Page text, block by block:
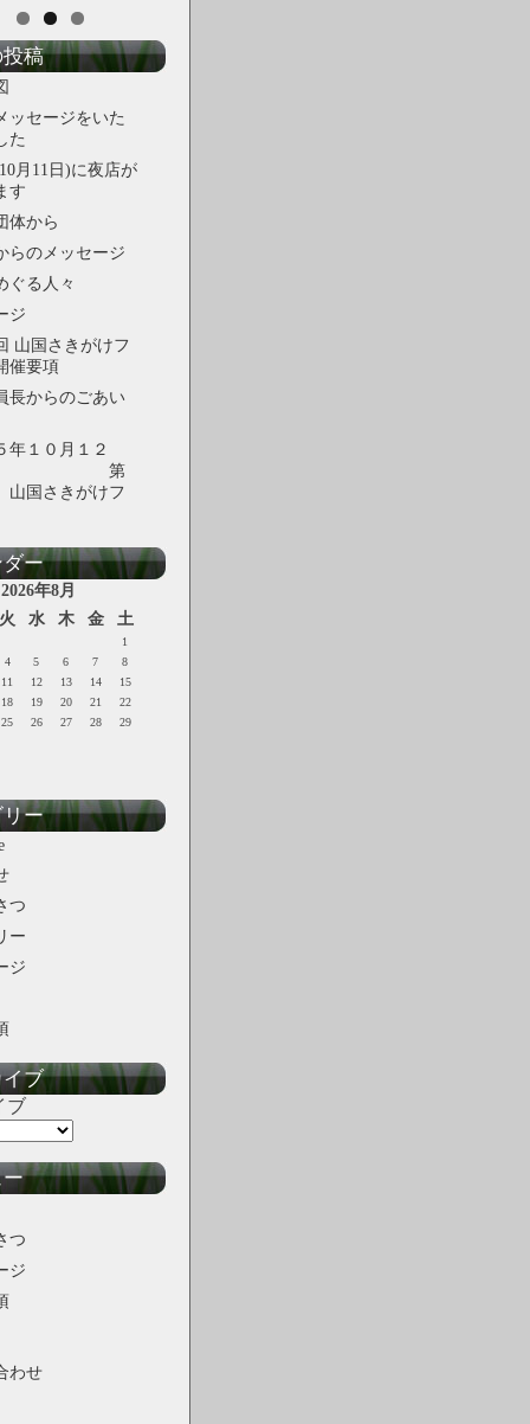
稿
ッセージをいた
た
月11日)に夜店が
す
体から
らのメッセージ
ぐる人々
ジ
山国さきがけフ
催要項
長からのごあい
年１０月１２
第
国さきがけフ
ー
2026年8月
火 水 木 金 土
1
4 5 6 7
8
11 12 13 14
15
18 19 20 21
22
25 26 27 28
29
ー
つ
ー
ジ
ブ
ブ
つ
ジ
わせ